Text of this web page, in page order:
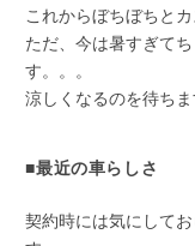
これからぼちぼちと
ただ、今は暑すぎて
す。。。
涼しくなるのを待ちま
■最近の車らしさ
契約時には気にして